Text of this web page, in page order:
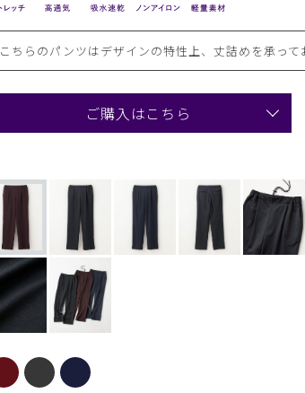
こちらのパンツはデザインの特性上、丈詰めを承って
ご購入はこちら